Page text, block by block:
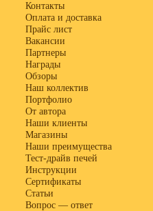
Контакты
Оплата и доставка
Прайс лист
Вакансии
Партнеры
Награды
Обзоры
Наш коллектив
Портфолио
От автора
Наши клиенты
Магазины
Наши преимущества
Тест-драйв печей
Инструкции
Сертификаты
Статьи
Вопрос — ответ